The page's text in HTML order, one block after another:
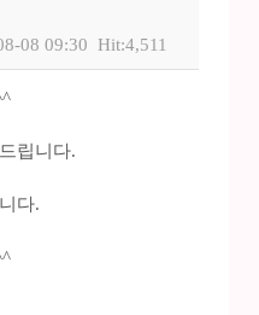
08 09:30 Hit:4,511
립니다.
다.